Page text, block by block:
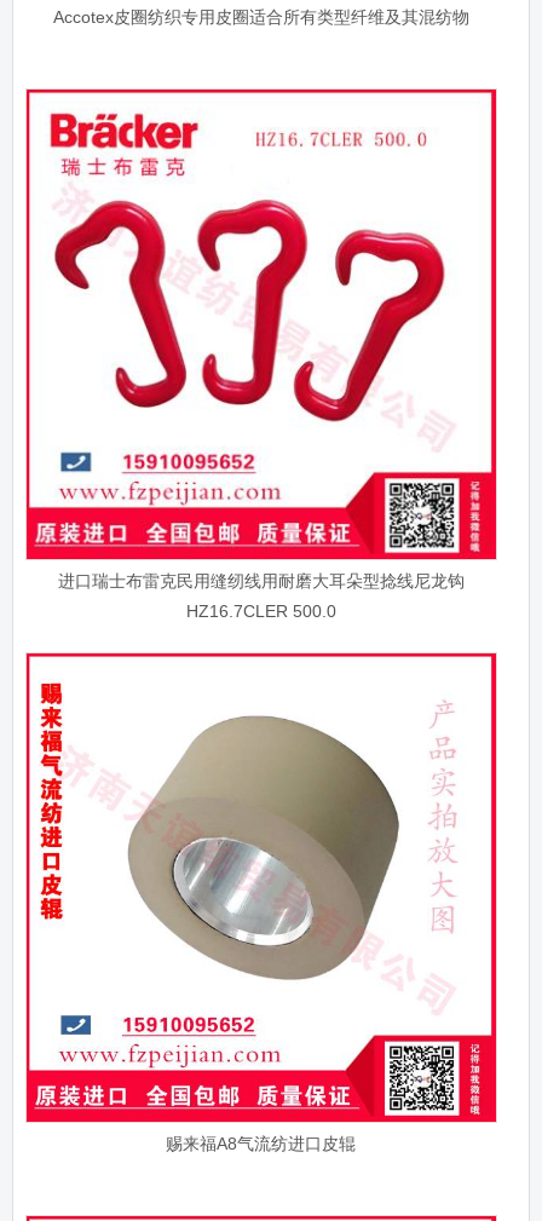
Accotex皮圈纺织专用皮圈适合所有类型纤维及其混纺物
进口瑞士布雷克民用缝纫线用耐磨大耳朵型捻线尼龙钩
HZ16.7CLER 500.0
赐来福A8气流纺进口皮辊